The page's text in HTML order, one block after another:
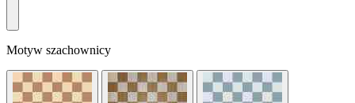
Motyw szachownicy